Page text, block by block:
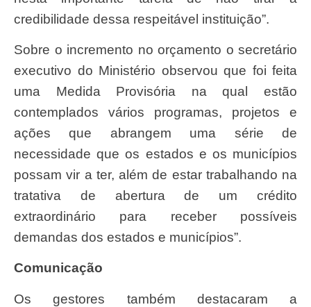
credibilidade dessa respeitável instituição”.
Sobre o incremento no orçamento o secretário
executivo do Ministério observou que foi feita
uma Medida Provisória na qual estão
contemplados vários programas, projetos e
ações que abrangem uma série de
necessidade que os estados e os municípios
possam vir a ter, além de estar trabalhando na
tratativa de abertura de um crédito
extraordinário para receber possíveis
demandas dos estados e municípios”.
Comunicação
Os gestores também destacaram a